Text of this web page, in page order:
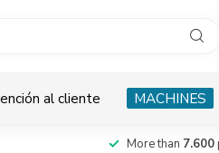
al cliente MACHINES
More than 7.600